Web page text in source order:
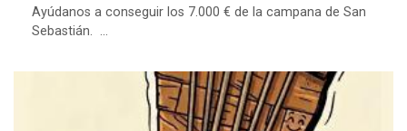
Ayúdanos a conseguir los 7.000 € de la campana de San
Sebastián. ...